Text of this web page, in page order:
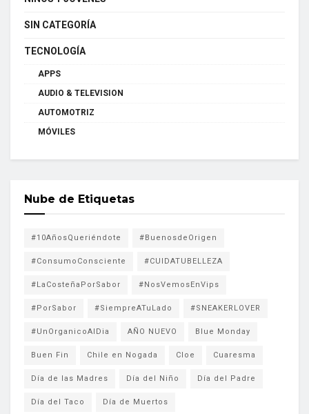
SIN CATEGORÍA
TECNOLOGÍA
APPS
AUDIO & TELEVISION
AUTOMOTRIZ
MÓVILES
Nube de Etiquetas
#10AñosQueriéndote #BuenosdeOrigen
#ConsumoConsciente #CUIDATUBELLEZA
#LaCosteñaPorSabor #NosVemosEnVips
#PorSabor #SiempreATuLado #SNEAKERLOVER
#UnOrganicoAlDia AÑO NUEVO Blue Monday
Buen Fin Chile en Nogada Cloe Cuaresma
Día de las Madres Día del Niño Día del Padre
Día del Taco Día de Muertos